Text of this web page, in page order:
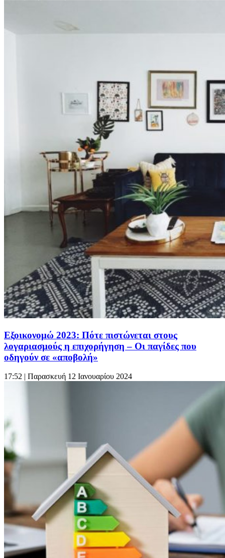
Εξοικονομώ 2023: Πότε πιστώνεται στους
λογαριασμούς η επιχορήγηση – Οι παγίδες που
οδηγούν σε «αποβολή»
17:52 | Παρασκευή 12 Ιανουαρίου 2024